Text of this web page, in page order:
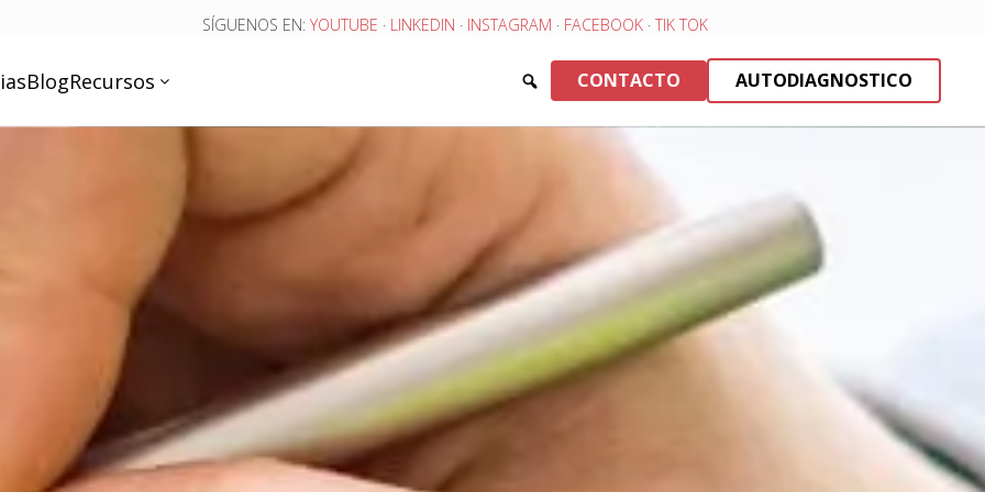
SÍGUENOS EN: YOUTUBE · LINKEDIN · INSTAGRAM · FACEBOOK· TIK TOK
BlogRecursos CONTACTO AUTODIAGNOSTICO